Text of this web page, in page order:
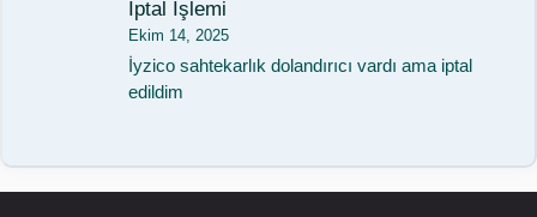
İptal İşlemi
Ekim 14, 2025
İyzico sahtekarlık dolandırıcı vardı ama iptal
edildim